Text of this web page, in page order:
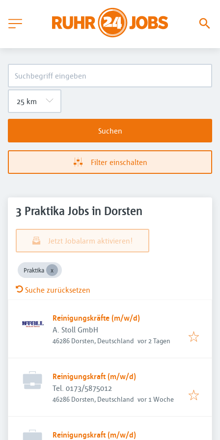
Suchen
Filter einschalten
3 Praktika Jobs in Dorsten
Jetzt Jobalarm aktivieren!
Praktika
Suche zurücksetzen
Reinigungskräfte (m/w/d)
A. Stoll GmbH
46286 Dorsten, Deutschland Veröffentlicht
vor 2 Tagen
Reinigungskraft (m/w/d)
Tel. 0173/5875012
46286 Dorsten, Deutschland Veröffentlicht
vor 1 Woche
Reinigungskraft (m/w/d)